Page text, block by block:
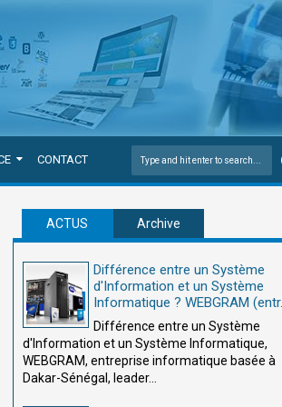
CONTACT
ACTUS Archive
Différence entre un Système
d'Information et un Système
Informatique ? WEBGRAM (entr...
Différence entre un Système
d'Information et un Système Informatique,
WEBGRAM, entreprise informatique basée à
Dakar-Sénégal, leader...